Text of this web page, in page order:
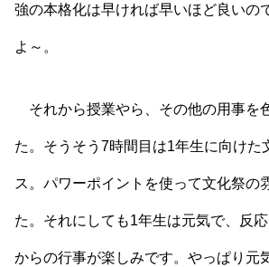
強の本格化は早ければ早いほど良いの
よ～。
それから授業やら、その他の用事を
た。そうそう7時間目は1年生に向けた
ス。パワーポイントを使って文化祭の
た。それにしても1年生は元気で、反
からの行事が楽しみです。やっぱり元